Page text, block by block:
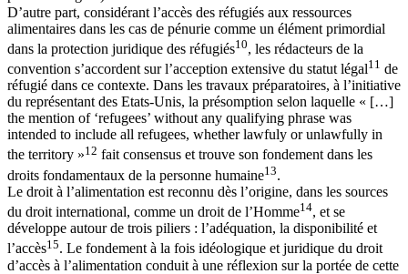
D’autre part, considérant l’accès des réfugiés aux ressources
alimentaires dans les cas de pénurie comme un élément primordial
dans la protection juridique des réfugiés10, les rédacteurs de la
convention s’accordent sur l’acception extensive du statut légal11 de
réfugié dans ce contexte. Dans les travaux préparatoires, à l’initiative
du représentant des Etats-Unis, la présomption selon laquelle « […]
the mention of ‘refugees’ without any qualifying phrase was
intended to include all refugees, whether lawfuly or unlawfully in
the territory »12 fait consensus et trouve son fondement dans les
droits fondamentaux de la personne humaine13.
Le droit à l’alimentation est reconnu dès l’origine, dans les sources
du droit international, comme un droit de l’Homme14, et se
développe autour de trois piliers : l’adéquation, la disponibilité et
l’accès15. Le fondement à la fois idéologique et juridique du droit
d’accès à l’alimentation conduit à une réflexion sur la portée de cette